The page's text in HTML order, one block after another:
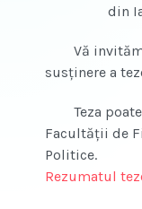
din
Vă invităm
susţinere a
Teza poate
Facultăţii de
Politice.
Rezumatul